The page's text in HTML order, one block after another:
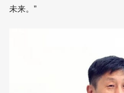
未来。”